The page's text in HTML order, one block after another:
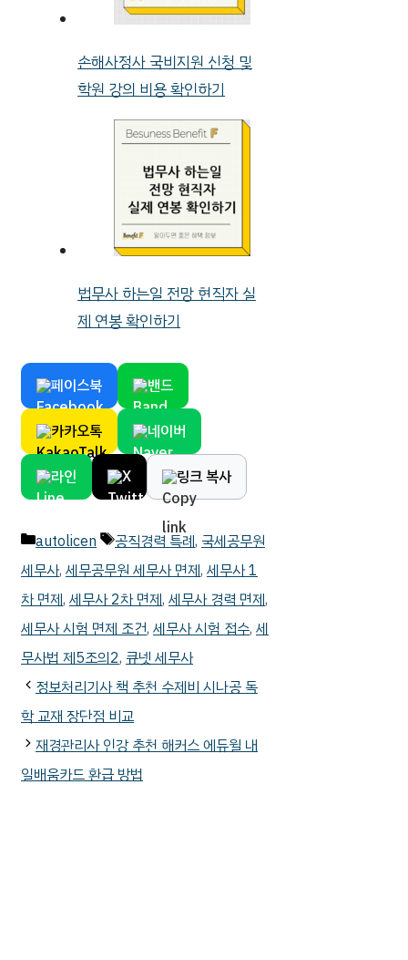
손해사정사 국비지원 신청 및
학원 강의 비용 확인하기
법무사 하는일 전망 현직자 실
제 연봉 확인하기
페이스북 밴드
카카오톡 네이버
라인 X 링크 복사
카
테
고
리
autolicen
태
그
공직경력 특례, 국세공무원
세무사, 세무공무원 세무사 면제, 세무사 1
차 면제, 세무사 2차 면제, 세무사 경력 면제,
세무사 시험 면제 조건, 세무사 시험 접수, 세
무사법 제5조의2, 큐넷 세무사
정보처리기사 책 추천 수제비 시나공 독
학 교재 장단점 비교
재경관리사 인강 추천 해커스 에듀윌 내
일배움카드 환급 방법